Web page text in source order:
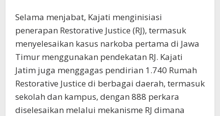
Selama menjabat, Kajati menginisiasi
penerapan Restorative Justice (RJ), termasuk
menyelesaikan kasus narkoba pertama di Jawa
Timur menggunakan pendekatan RJ. Kajati
Jatim juga menggagas pendirian 1.740 Rumah
Restorative Justice di berbagai daerah, termasuk
sekolah dan kampus, dengan 888 perkara
diselesaikan melalui mekanisme RJ dimana